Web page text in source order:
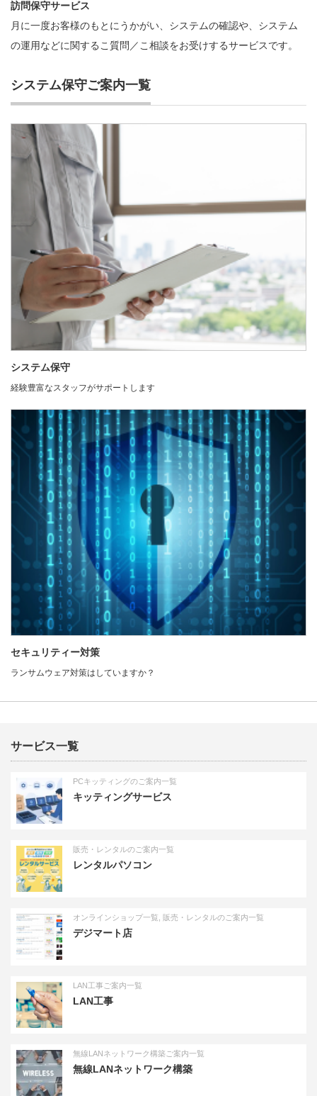
訪問保守サービス
月に一度お客様のもとにうかがい、システムの確認や、システム
の運用などに関するこ質問／こ相談をお受けするサービスです。
システム保守ご案内一覧
システム保守
経験豊富なスタッフがサポートします
セキュリティー対策
ランサムウェア対策はしていますか？
サービス一覧
PCキッティングのご案内一覧
キッティングサービス
販売・レンタルのご案内一覧
レンタルパソコン
オンラインショップ一覧, 販売・レンタルのご案内一覧
デジマート店
LAN工事ご案内一覧
LAN工事
無線LANネットワーク構築ご案内一覧
無線LANネットワーク構築